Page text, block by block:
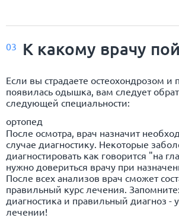
03 К какому врачу
Если вы страдаете остеохондрозом и
появилась одышка, вам следует
следующей специальности:
ортопед
После осмотра, врач назначит
случае диагностику. Некоторые
диагностировать как говорится "на
нужно довериться врачу при
После всех анализов врач сможет
правильный курс лечения.
диагностика и правильный диагноз -
лечении!